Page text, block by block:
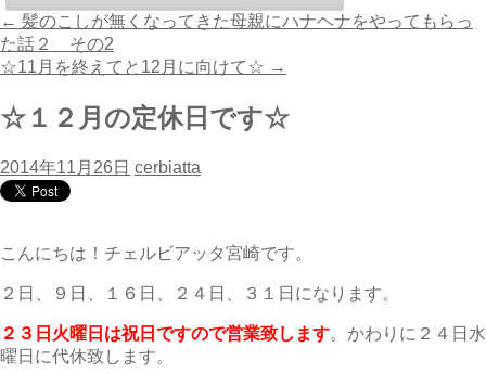
← 髪のこしが無くなってきた母親にハナヘナをやってもらっ
た話２ その2
☆11月を終えてと12月に向けて☆ →
☆１２月の定休日です☆
2014年11月26日 cerbiatta
こんにちは！チェルビアッタ宮崎です。
２日、９日、１６日、２４日、３１日になります。
２３日火曜日は祝日ですので営業致します。かわりに２４日水
曜日に代休致します。